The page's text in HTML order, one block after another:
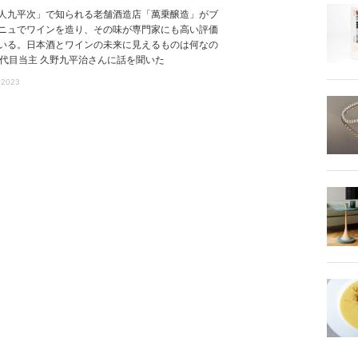
九平次」で知られる老舗酒造店「萬乗醸造」がブ
ュでワインを造り、その味が専門家にも高い評価
る。日本酒とワインの未来に見えるものは何なの
目当主 久野九平治さんに話を聞いた